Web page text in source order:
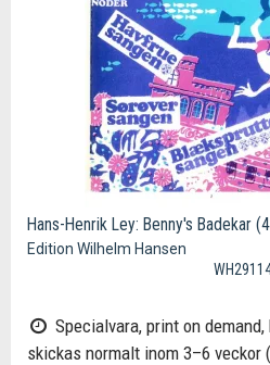
Hans-Henrik Ley: Benny's Badekar
Edition Wilhelm Hansen
Specialvara, print on
skickas normalt inom 3–6 veckor